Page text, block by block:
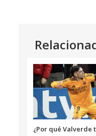
¿Por qué Valverde